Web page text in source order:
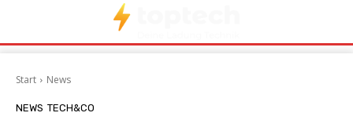
Start News
NEWS TECH&CO